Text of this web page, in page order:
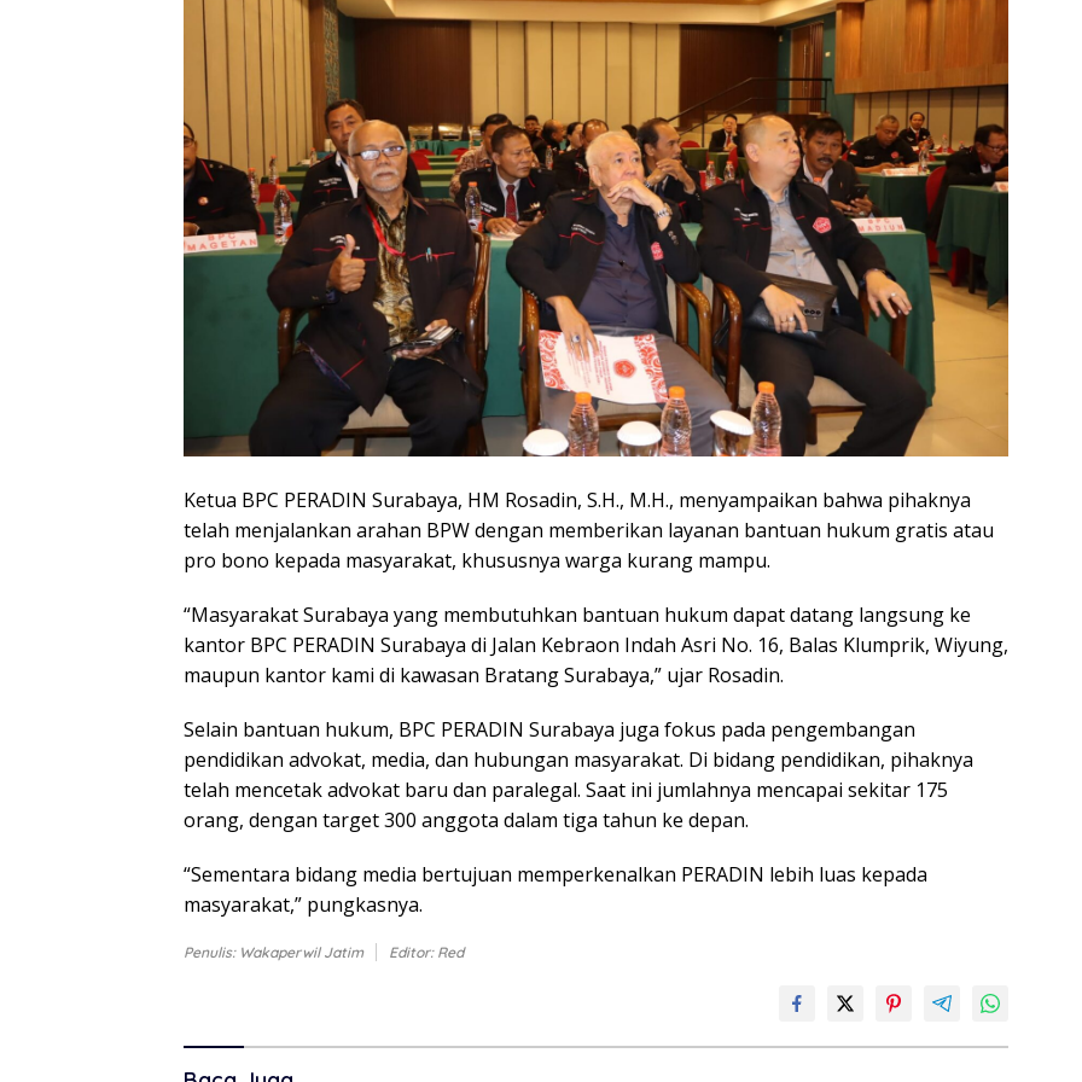
Ketua BPC PERADIN Surabaya, HM Rosadin, S.H., M.H., menyampaikan bahwa pihaknya
telah menjalankan arahan BPW dengan memberikan layanan bantuan hukum gratis atau
pro bono kepada masyarakat, khususnya warga kurang mampu.
“Masyarakat Surabaya yang membutuhkan bantuan hukum dapat datang langsung ke
kantor BPC PERADIN Surabaya di Jalan Kebraon Indah Asri No. 16, Balas Klumprik, Wiyung,
maupun kantor kami di kawasan Bratang Surabaya,” ujar Rosadin.
Selain bantuan hukum, BPC PERADIN Surabaya juga fokus pada pengembangan
pendidikan advokat, media, dan hubungan masyarakat. Di bidang pendidikan, pihaknya
telah mencetak advokat baru dan paralegal. Saat ini jumlahnya mencapai sekitar 175
orang, dengan target 300 anggota dalam tiga tahun ke depan.
“Sementara bidang media bertujuan memperkenalkan PERADIN lebih luas kepada
masyarakat,” pungkasnya.
Penulis: Wakaperwil Jatim Editor: Red